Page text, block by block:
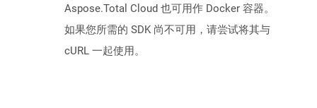
Aspose.Total Cloud 也可用作 Docker 容器。
如果您所需的 SDK 尚不可用，请尝试将其与
cURL 一起使用。